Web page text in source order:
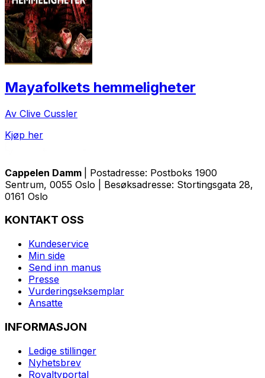
Mayafolkets hemmeligheter
Av Clive Cussler
Kjøp her
Cappelen Damm
| Postadresse: Postboks 1900
Sentrum, 0055 Oslo | Besøksadresse: Stortingsgata 28,
0161 Oslo
KONTAKT OSS
Kundeservice
Min side
Send inn manus
Presse
Vurderingseksemplar
Ansatte
INFORMASJON
Ledige stillinger
Nyhetsbrev
Royaltyportal